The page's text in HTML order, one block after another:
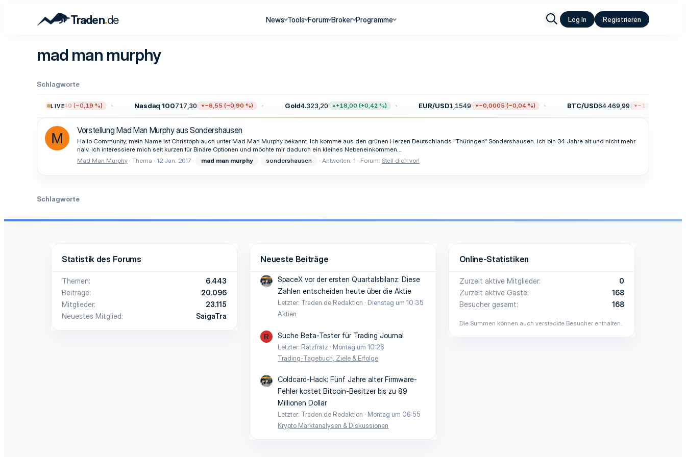
Traden.de News Tools Forum Broker Programme Log In Registrieren
mad man murphy
Schlagworte
LIVE
−14,40 (−0,19 %) Nasdaq 100717,30 −6,55 (−0,90 %) Gold4.323,20 +18,00 (+0,42 %) EUR/USD1,1549 −0,0005 (−0,04 %) BTC/USD64.469,99 −132,33 (−0,20
M Vorstellung Mad Man Murphy aus Sondershausen
Hallo Community, mein Name ist Christoph auch unter Mad Man Murphy bekannt. Ich komme aus den grünen Herzen Deutschlands "Thüringen" Sondershausen. Ich bin 34 Jahre alt und nicht mehr
naiv. Ich interessiere mich seit kurzen für Binäre Optionen und möchte mir dadurch ein kleines Nebeneinkommen...
Mad Man Murphy Thema 12 Jan. 2017 mad man murphy sondershausen Antworten: 1 Forum: Stell dich vor!
Schlagworte
Statistik des Forums
Themen
6.443
Beiträge
20.096
Mitglieder
23.115
Neuestes Mitglied
SaigaTra
Neueste Beiträge
SpaceX vor der ersten Quartalsbilanz: Diese
Zahlen entscheiden heute über die Aktie
Letzter: Traden.de Redaktion
Dienstag um 10:35
Aktien
R Suche Beta-Tester für Trading Journal
Letzter: Ratzfratz
Montag um 10:26
Trading-Tagebuch, Ziele & Erfolge
Coldcard-Hack: Fünf Jahre alter Firmware-
Fehler kostet Bitcoin-Besitzer bis zu 89
Millionen Dollar
Letzter: Traden.de Redaktion
Montag um 06:55
Krypto Marktanalysen & Diskussionen
Online-Statistiken
Zurzeit aktive Mitglieder
0
Zurzeit aktive Gäste
168
Besucher gesamt
168
Die Summen können auch versteckte Besucher enthalten.